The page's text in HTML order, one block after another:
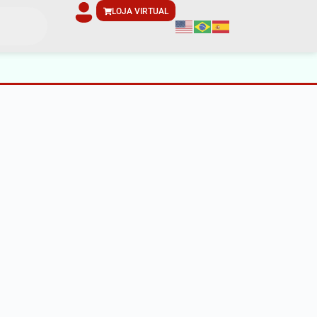
LOJA VIRTUAL